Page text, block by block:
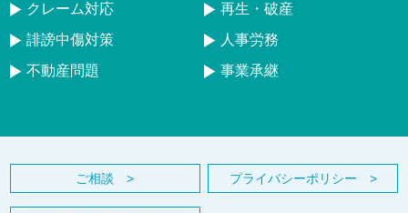
クレーム対応
再生・破産
誹謗中傷対策
人事労務
不動産問題
事業承継
ご相談 > プライバシーポリシー >